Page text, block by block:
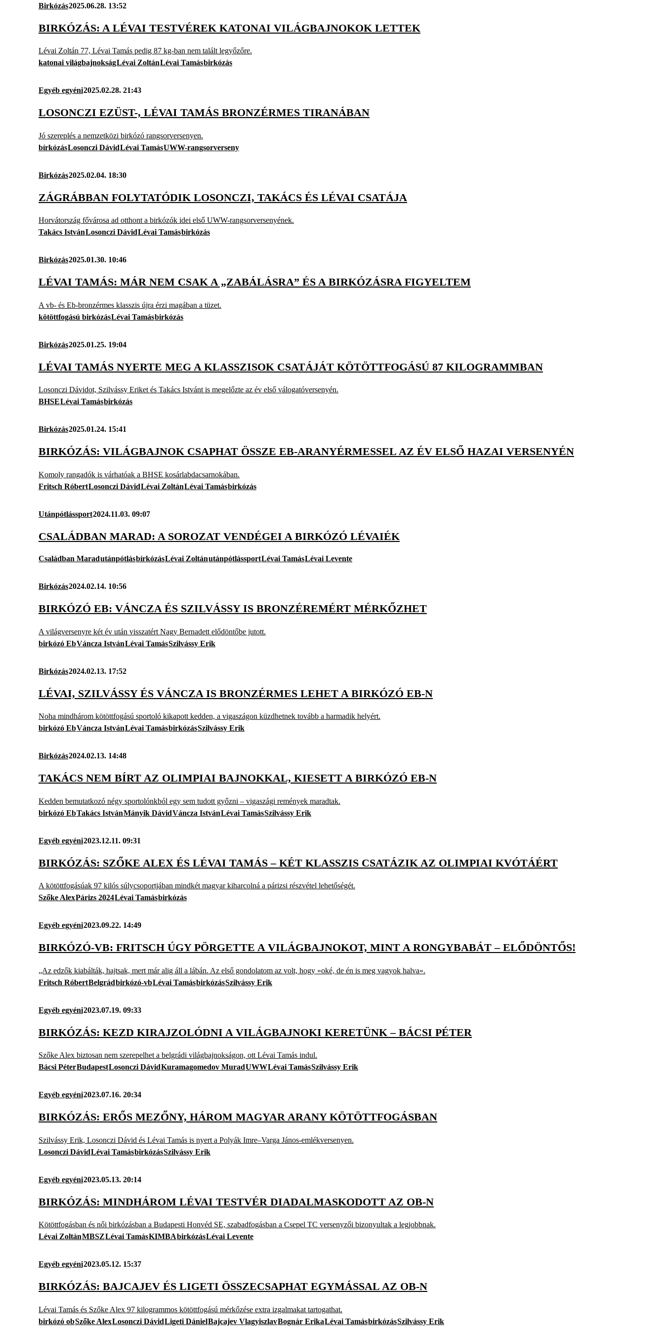
Birkózás2025.06.28. 13:52
BIRKÓZÁS: A LÉVAI TESTVÉREK KATONAI VILÁGBAJNOKOK LETTEK
Lévai Zoltán 77, Lévai Tamás pedig 87 kg-ban nem talált legyőzőre.
katonai világbajnokságLévai ZoltánLévai Tamásbirkózás
Egyéb egyéni2025.02.28. 21:43
LOSONCZI EZÜST-, LÉVAI TAMÁS BRONZÉRMES TIRANÁBAN
Jó szereplés a nemzetközi birkózó rangsorversenyen.
bírkózásLosonczi DávidLévai TamásUWW-rangsorverseny
Birkózás2025.02.04. 18:30
ZÁGRÁBBAN FOLYTATÓDIK LOSONCZI, TAKÁCS ÉS LÉVAI CSATÁJA
Horvátország fővárosa ad otthont a birkózók idei első UWW-rangsorversenyének.
Takács IstvánLosonczi DávidLévai Tamásbirkózás
Birkózás2025.01.30. 10:46
LÉVAI TAMÁS: MÁR NEM CSAK A „ZABÁLÁSRA” ÉS A BIRKÓZÁSRA FIGYELTEM
A vb- és Eb-bronzérmes klasszis újra érzi magában a tüzet.
kötöttfogású birkózásLévai Tamásbirkózás
Birkózás2025.01.25. 19:04
LÉVAI TAMÁS NYERTE MEG A KLASSZISOK CSATÁJÁT KÖTÖTTFOGÁSÚ 87 KILOGRAMMBAN
Losonczi Dávidot, Szilvássy Eriket és Takács Istvánt is megelőzte az év első válogatóversenyén.
BHSELévai Tamásbirkózás
Birkózás2025.01.24. 15:41
BIRKÓZÁS: VILÁGBAJNOK CSAPHAT ÖSSZE EB-ARANYÉRMESSEL AZ ÉV ELSŐ HAZAI VERSENYÉN
Komoly rangadók is várhatóak a BHSE kosárlabdacsarnokában.
Fritsch RóbertLosonczi DávidLévai ZoltánLévai Tamásbirkózás
Utánpótlássport2024.11.03. 09:07
CSALÁDBAN MARAD: A SOROZAT VENDÉGEI A BIRKÓZÓ LÉVAIÉK
Családban MaradutánpótlásbírkózásLévai ZoltánutánpótlássportLévai TamásLévai Levente
Birkózás2024.02.14. 10:56
BIRKÓZÓ EB: VÁNCZA ÉS SZILVÁSSY IS BRONZÉREMÉRT MÉRKŐZHET
A világversenyre két év után visszatért Nagy Bernadett elődöntőbe jutott.
birkózó EbVáncza IstvánLévai TamásSzilvássy Erik
Birkózás2024.02.13. 17:52
LÉVAI, SZILVÁSSY ÉS VÁNCZA IS BRONZÉRMES LEHET A BIRKÓZÓ EB-N
Noha mindhárom kötöttfogású sportoló kikapott kedden, a vigaszágon küzdhetnek tovább a harmadik helyért.
birkózó EbVáncza IstvánLévai TamásbirkózásSzilvássy Erik
Birkózás2024.02.13. 14:48
TAKÁCS NEM BÍRT AZ OLIMPIAI BAJNOKKAL, KIESETT A BIRKÓZÓ EB-N
Kedden bemutatkozó négy sportolónkból egy sem tudott győzni – vigaszági remények maradtak.
birkózó EbTakács IstvánMányik DávidVáncza IstvánLévai TamásSzilvássy Erik
Egyéb egyéni2023.12.11. 09:31
BIRKÓZÁS: SZŐKE ALEX ÉS LÉVAI TAMÁS – KÉT KLASSZIS CSATÁZIK AZ OLIMPIAI KVÓTÁÉRT
A kötöttfogásúak 97 kilós súlycsoportjában mindkét magyar kiharcolná a párizsi részvétel lehetőségét.
Szőke AlexPárizs 2024Lévai Tamásbirkózás
Egyéb egyéni2023.09.22. 14:49
BIRKÓZÓ-VB: FRITSCH ÚGY PÖRGETTE A VILÁGBAJNOKOT, MINT A RONGYBABÁT – ELŐDÖNTŐS!
„Az edzők kiabálták, hajtsak, mert már alig áll a lábán. Az első gondolatom az volt, hogy »oké, de én is meg vagyok halva«.
Fritsch RóbertBelgrádbirkózó-vbLévai TamásbirkózásSzilvássy Erik
Egyéb egyéni2023.07.19. 09:33
BIRKÓZÁS: KEZD KIRAJZOLÓDNI A VILÁGBAJNOKI KERETÜNK – BÁCSI PÉTER
Szőke Alex biztosan nem szerepelhet a belgrádi világbajnokságon, ott Lévai Tamás indul.
Bácsi PéterBudapestLosonczi DávidKuramagomedov MuradUWWLévai TamásSzilvássy Erik
Egyéb egyéni2023.07.16. 20:34
BIRKÓZÁS: ERŐS MEZŐNY, HÁROM MAGYAR ARANY KÖTÖTTFOGÁSBAN
Szilvássy Erik, Losonczi Dávid és Lévai Tamás is nyert a Polyák Imre–Varga János-emlékversenyen.
Losonczi DávidLévai TamásbirkózásSzilvássy Erik
Egyéb egyéni2023.05.13. 20:14
BIRKÓZÁS: MINDHÁROM LÉVAI TESTVÉR DIADALMASKODOTT AZ OB-N
Kötöttfogásban és női birkózásban a Budapesti Honvéd SE, szabadfogásban a Csepel TC versenyzői bizonyultak a legjobbnak.
Lévai ZoltánMBSZLévai TamásKIMBAbirkózásLévai Levente
Egyéb egyéni2023.05.12. 15:37
BIRKÓZÁS: BAJCAJEV ÉS LIGETI ÖSSZECSAPHAT EGYMÁSSAL AZ OB-N
Lévai Tamás és Szőke Alex 97 kilogrammos kötöttfogású mérkőzése extra izgalmakat tartogathat.
birkózó obSzőke AlexLosonczi DávidLigeti DánielBajcajev VlagyiszlavBognár ErikaLévai TamásbirkózásSzilvássy Erik